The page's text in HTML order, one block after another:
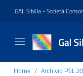
GAL Sibilla - Società
Gal
Home Archivio PSL